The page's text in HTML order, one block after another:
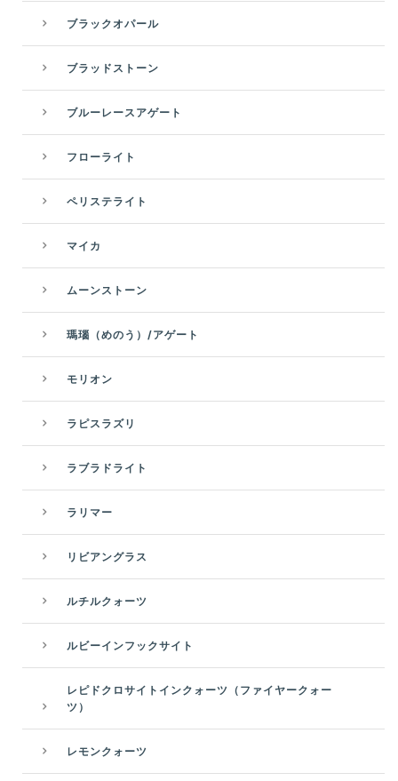
ブラックオパール
ブラッドストーン
ブルーレースアゲート
フローライト
ペリステライト
マイカ
ムーンストーン
瑪瑙（めのう）/アゲート
モリオン
ラピスラズリ
ラブラドライト
ラリマー
リビアングラス
ルチルクォーツ
ルビーインフックサイト
レピドクロサイトインクォーツ（ファイヤークォー
ツ）
レモンクォーツ